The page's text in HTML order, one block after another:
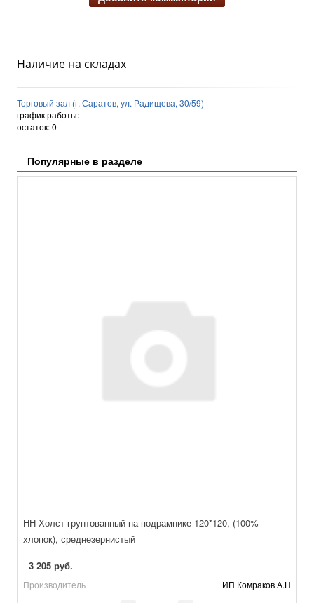
Наличие на складах
Торговый зал (г. Саратов, ул. Радищева, 30/59)
график работы:
остаток:0
Популярные в разделе
НН Холст грунтованный на подрамнике 120*120, (100%
хлопок), среднезернистый
3 205 руб.
Производитель ИП Комраков А.Н